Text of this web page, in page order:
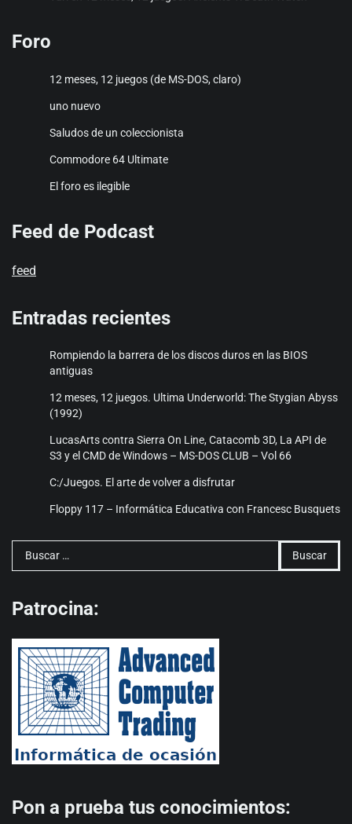
Foro
12 meses, 12 juegos (de MS-DOS, claro)
uno nuevo
Saludos de un coleccionista
Commodore 64 Ultimate
El foro es ilegible
Feed de Podcast
feed
Entradas recientes
Rompiendo la barrera de los discos duros en las BIOS
antiguas
12 meses, 12 juegos. Ultima Underworld: The Stygian Abyss
(1992)
LucasArts contra Sierra On Line, Catacomb 3D, La API de
S3 y el CMD de Windows – MS-DOS CLUB – Vol 66
C:/Juegos. El arte de volver a disfrutar
Floppy 117 – Informática Educativa con Francesc Busquets
Buscar:
Patrocina:
Pon a prueba tus conocimientos: